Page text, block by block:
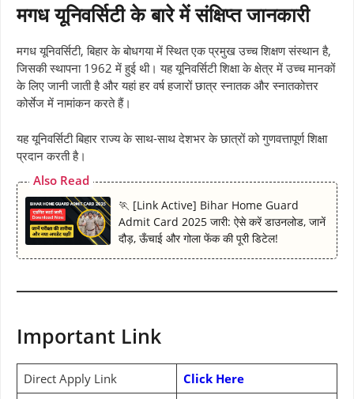
मगध यूनिवर्सिटी के बारे में संक्षिप्त जानकारी
मगध यूनिवर्सिटी, बिहार के बोधगया में स्थित एक प्रमुख उच्च शिक्षण संस्थान है,
जिसकी स्थापना 1962 में हुई थी। यह यूनिवर्सिटी शिक्षा के क्षेत्र में उच्च मानकों
के लिए जानी जाती है और यहां हर वर्ष हजारों छात्र स्नातक और स्नातकोत्तर
कोर्सेज में नामांकन करते हैं।
यह यूनिवर्सिटी बिहार राज्य के साथ-साथ देशभर के छात्रों को गुणवत्तापूर्ण शिक्षा
प्रदान करती है।
Also Read
🏃 [Link Active] Bihar Home Guard
Admit Card 2025 जारी: ऐसे करें डाउनलोड, जानें
दौड़, ऊँचाई और गोला फेंक की पूरी डिटेल!
Important Link
Direct Apply Link
Click Here